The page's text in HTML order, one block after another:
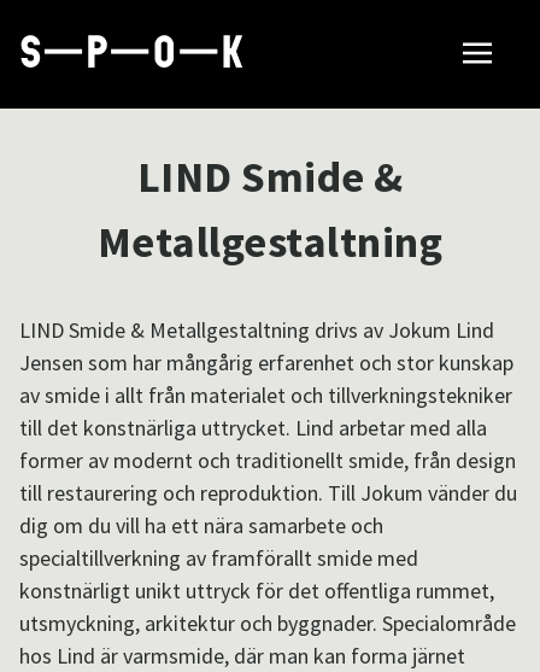
Så fungerar SPOK
Om SPOK
Samarbeten
Aktuellt i SPOK-nätverket
LIND Smide &
Metallgestaltning
LIND Smide & Metallgestaltning drivs av Jokum Lind
Jensen som har mångårig erfarenhet och stor kunskap
av smide i allt från materialet och tillverkningstekniker
till det konstnärliga uttrycket. Lind arbetar med alla
former av modernt och traditionellt smide, från design
till restaurering och reproduktion. Till Jokum vänder du
dig om du vill ha ett nära samarbete och
specialtillverkning av framförallt smide med
konstnärligt unikt uttryck för det offentliga rummet,
utsmyckning, arkitektur och byggnader. Specialområde
hos Lind är varmsmide, där man kan forma järnet